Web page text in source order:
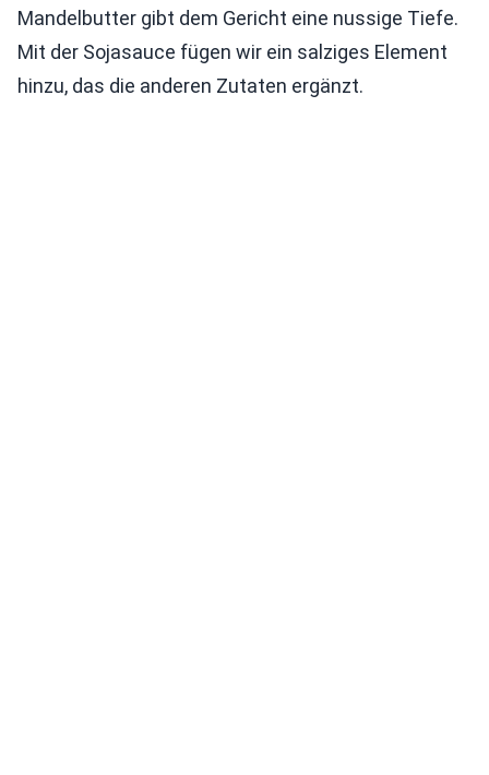
Mandelbutter gibt dem Gericht eine nussige Tiefe.
Mit der Sojasauce fügen wir ein salziges Element
hinzu, das die anderen Zutaten ergänzt.